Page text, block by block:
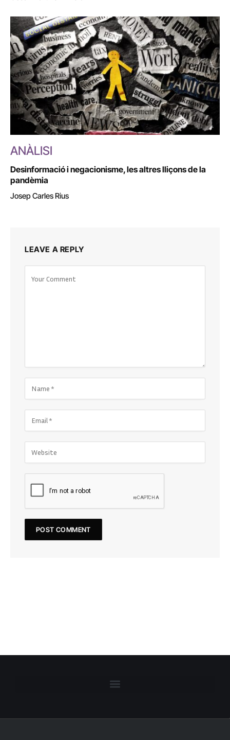
ANÀLISI
Desinformació i negacionisme, les altres lliçons de la
pandèmia
Josep Carles Rius
LEAVE A REPLY